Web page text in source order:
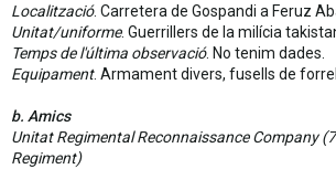
Localització. Carretera de Gospandi a Feruz
Unitat/uniforme. Guerrillers de la milícia
Temps de l'última observació. No tenim dades.
Equipament. Armament divers, fusells de
b. Amics
Unitat Regimental Reconnaissance Company
Regiment)